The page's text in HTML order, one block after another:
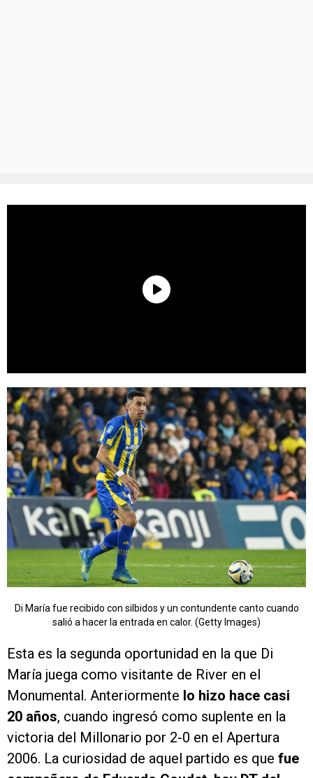
Di María fue recibido con silbidos y un contundente canto cuando
salió a hacer la entrada en calor. (Getty Images)
Esta es la segunda oportunidad en la que Di
María juega como visitante de River en el
Monumental. Anteriormente lo hizo hace casi
20 años, cuando ingresó como suplente en la
victoria del Millonario por 2-0 en el Apertura
2006. La curiosidad de aquel partido es que fue